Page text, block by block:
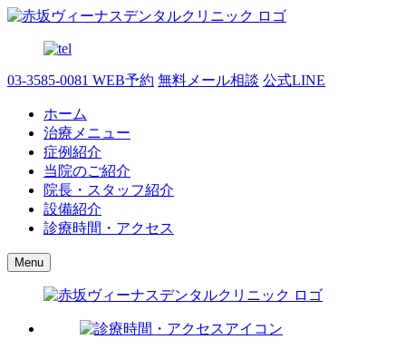
03-3585-0081 WEB予約 無料メール相談 公式LINE
ホーム
治療メニュー
症例紹介
当院のご紹介
院長・スタッフ紹介
設備紹介
診療時間・アクセス
Menu